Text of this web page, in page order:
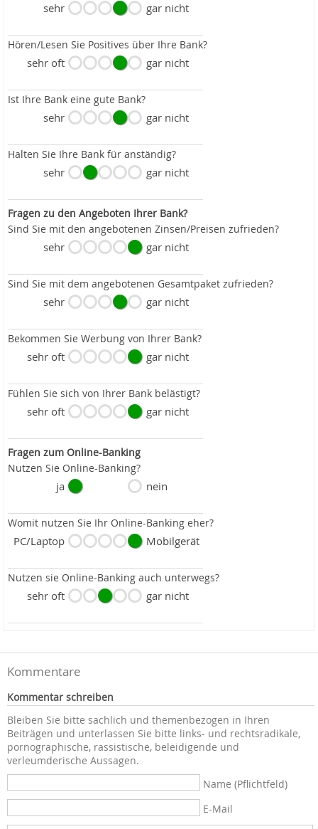
sehr gar nicht
Hören/Lesen Sie Positives über Ihre Bank?
sehr oft gar nicht
Ist Ihre Bank eine gute Bank?
sehr gar nicht
Halten Sie Ihre Bank für anständig?
sehr gar nicht
Fragen zu den Angeboten Ihrer Bank?
Sind Sie mit den angebotenen Zinsen/Preisen zufrieden?
sehr gar nicht
Sind Sie mit dem angebotenen Gesamtpaket zufrieden?
sehr gar nicht
Bekommen Sie Werbung von Ihrer Bank?
sehr oft gar nicht
Fühlen Sie sich von Ihrer Bank belästigt?
sehr oft gar nicht
Fragen zum Online-Banking
Nutzen Sie Online-Banking?
ja nein
Womit nutzen Sie Ihr Online-Banking eher?
PC/Laptop Mobilgerät
Nutzen sie Online-Banking auch unterwegs?
sehr oft gar nicht
Kommentare
Kommentar schreiben
Bleiben Sie bitte sachlich und themenbezogen in Ihren
Beiträgen und unterlassen Sie bitte links- und rechtsradikale,
pornographische, rassistische, beleidigende und
verleumderische Aussagen.
Name (Pflichtfeld)
E-Mail